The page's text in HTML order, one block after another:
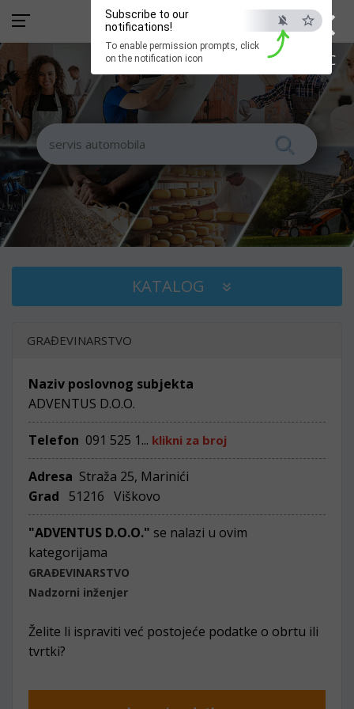
×
ESC
Subscribe to our
notifications!
To enable permission prompts, click
on the notification icon
KATALOG
GRAĐEVINARSTVO
Naziv poslovnog subjekta
ADVENTUS D.O.O.
Telefon 091 525 1... klikni za broj
Adresa Straža 25, Marinići
Grad
51216 Viškovo
"ADVENTUS D.O.O." se nalazi u ovim
kategorijama
GRAĐEVINARSTVO
Nadzorni inženjer
Želite li ispraviti već postojeće podatke o obrtu ili
tvrtki?